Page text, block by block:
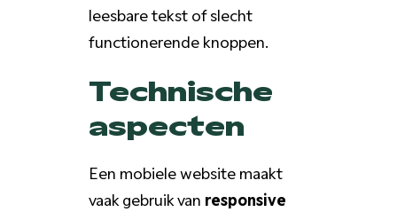
leesbare tekst of slecht
functionerende knoppen.
Technische
aspecten
Een mobiele website maakt
vaak gebruik van responsive